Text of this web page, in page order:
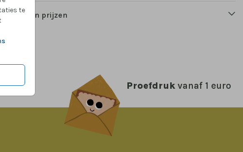
te
en prijzen
Proefdruk vanaf 1 euro